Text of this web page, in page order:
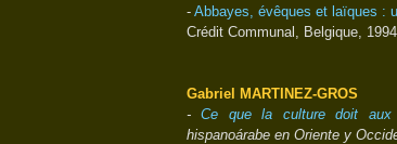
- Abbayes, évêques et laïques :
Crédit Communal, Belgique,
Gabriel MARTINEZ-GROS
-Ce que la culture doit aux
hispanoárabe en Oriente y